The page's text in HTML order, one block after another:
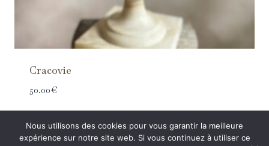
Cracovie
50.00€
Nous utilisons des cookies pour vous garantir la meilleure
expérience sur notre site web. Si vous continuez à utiliser ce